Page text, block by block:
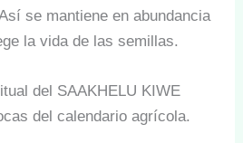
se mantiene en abundancia
la vida de las semillas.
del SAAKHELU KIWE
del calendario agrícola.